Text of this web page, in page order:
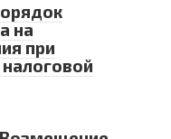
на
при